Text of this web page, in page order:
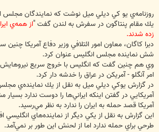
روزنامه‌ي يو كي ديلي ميل نوشت كه نمايندگان مجلس
يك مقام پنتاگون در سفرش به لندن گفت "از همه‌ي
زده شدند.
دبرا كاگان، معاون امور ائتلافي وزير دفاع آمريكا چنين
شش نماينده مجلس انگليس عنوان كرد.
وي هم چنين گفت كه انگليس با خروج سريع نيروهايش
امر آنگلو - آمريكن در عراق را خدشه دار كرد.
در گزارش يوكي ديلي ميل به نقل از يك نماينده‌ي
آمريكايي در گفتن اينكه ايراني‌ها را دوست ندارد بسيار
آمريكا قصد حمله به ايران را ندارد به نظر مي‌رسيد.
اين گزارش به نقل از يكي ديگر از نماينده‌هاي انگليسي
طرحي براي حمله ندارد اما از لحنش اين طور بر نمي‌آمد.